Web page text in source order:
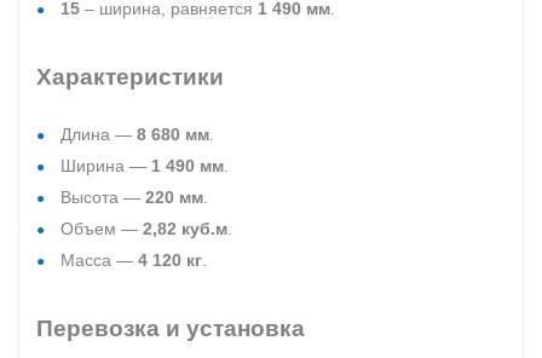
15 – ширина, равняется 1 490 мм
Характеристики
Длина — 8 680 мм
Ширина — 1 490 мм
Высота — 220 мм
Объем — 2,82 куб.м
Масса — 4 120 кг
Перевозка и установка